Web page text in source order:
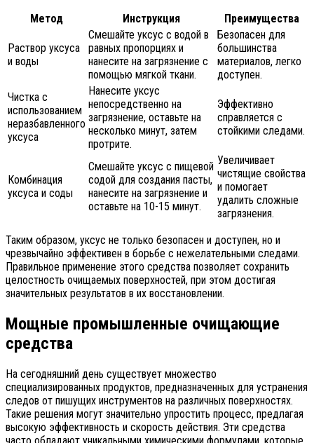
Метод
Инструкция Преимущества
Раствор уксуса
и воды
Смешайте уксус с водой в
равных пропорциях и
нанесите на загрязнение с
помощью мягкой ткани.
Безопасен для
большинства
материалов, легко
доступен.
Чистка с
использованием
неразбавленного
уксуса
Нанесите уксус
непосредственно на
загрязнение, оставьте на
несколько минут, затем
протрите.
Эффективно
справляется с
стойкими следами.
Комбинация
уксуса и соды
Смешайте уксус с пищевой
содой для создания пасты,
нанесите на загрязнение и
оставьте на 10-15 минут.
Увеличивает
чистящие свойства
и помогает
удалить сложные
загрязнения.
Таким образом, уксус не только безопасен и доступен, но и
чрезвычайно эффективен в борьбе с нежелательными следами.
Правильное применение этого средства позволяет сохранить
целостность очищаемых поверхностей, при этом достигая
значительных результатов в их восстановлении.
Мощные промышленные очищающие
средства
На сегодняшний день существует множество
специализированных продуктов, предназначенных для устранения
следов от пишущих инструментов на различных поверхностях.
Такие решения могут значительно упростить процесс, предлагая
высокую эффективность и скорость действия. Эти средства